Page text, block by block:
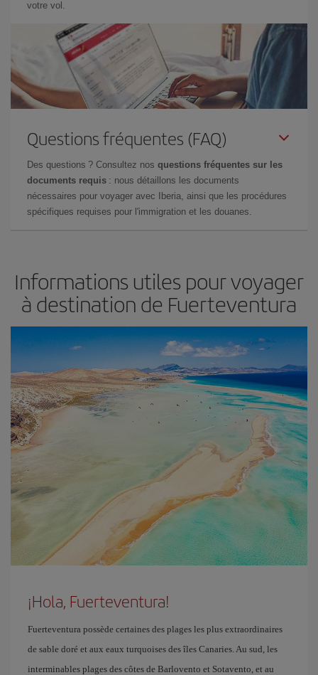
votre vol.
Questions fréquentes (FAQ)
Des questions ? Consultez nos questions fréquentes sur les
documents requis : nous détaillons les documents
nécessaires pour voyager avec Iberia, ainsi que les procédures
spécifiques requises pour l'immigration et les douanes.
Informations utiles pour voyager
à destination de Fuerteventura
¡Hola, Fuerteventura!
Fuerteventura possède certaines des plages les plus extraordinaires
de sable doré et aux eaux turquoises des îles Canaries. Au sud, les
interminables plages des côtes de Barlovento et Sotavento, et au